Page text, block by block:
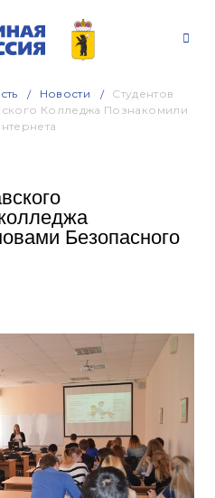
Новости
Студентов
Колледжа Познакомили
Безопасного